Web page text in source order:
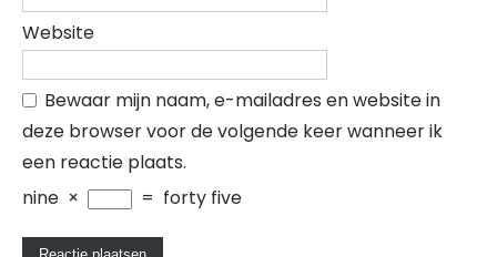
Website
Bewaar mijn naam, e-mailadres en website in
deze browser voor de volgende keer wanneer ik
een reactie plaats.
nine × = forty five